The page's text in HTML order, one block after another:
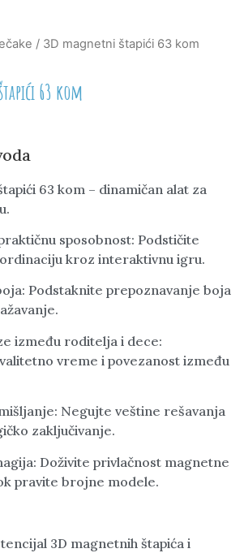
/ 3D magnetni štapići 63 kom
63 kom
63 kom – dinamičan alat za
sposobnost: Podstičite
kroz interaktivnu igru.
Podstaknite prepoznavanje boja
između roditelja i dece:
vreme i povezanost između
Negujte veštine rešavanja
zaključivanje.
Doživite privlačnost magnetne
pravite brojne modele.
3D magnetnih štapića i